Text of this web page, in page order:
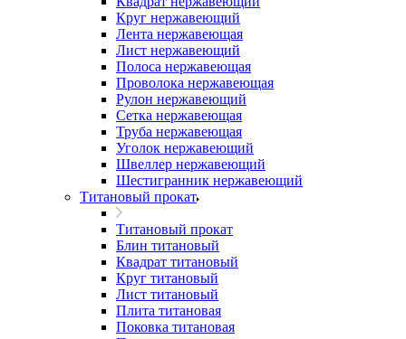
Круг нержавеющий
Лента нержавеющая
Лист нержавеющий
Полоса нержавеющая
Проволока нержавеющая
Рулон нержавеющий
Сетка нержавеющая
Труба нержавеющая
Уголок нержавеющий
Швеллер нержавеющий
Шестигранник нержавеющий
Титановый прокат
Титановый прокат
Блин титановый
Квадрат титановый
Круг титановый
Лист титановый
Плита титановая
Поковка титановая